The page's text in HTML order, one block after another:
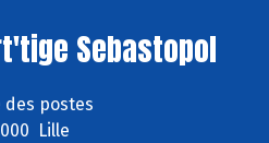
Sebastopol
des postes
Lille